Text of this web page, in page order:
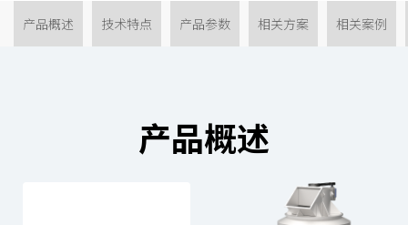
产品概述 技术特点 产品参数 相关方案 相关案例
产品概述